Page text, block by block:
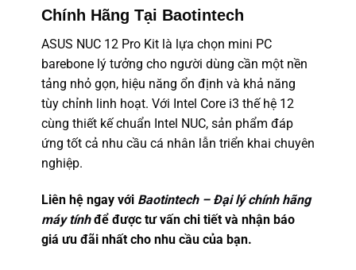
Chính Hãng Tại Baotintech
ASUS NUC 12 Pro Kit là lựa chọn mini PC
barebone lý tưởng cho người dùng cần một nền
tảng nhỏ gọn, hiệu năng ổn định và khả năng
tùy chỉnh linh hoạt. Với Intel Core i3 thế hệ 12
cùng thiết kế chuẩn Intel NUC, sản phẩm đáp
ứng tốt cả nhu cầu cá nhân lẫn triển khai chuyên
nghiệp.
Liên hệ ngay với Baotintech – Đại lý chính hãng
máy tínhđể được tư vấn chi tiết và nhận báo
giá ưu đãi nhất cho nhu cầu của bạn.